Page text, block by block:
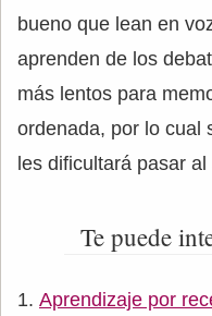
bueno que lean en
aprenden de los
más lentos para
ordenada, por lo cual
les dificultará pasar al
Te puede
Aprendizaje por